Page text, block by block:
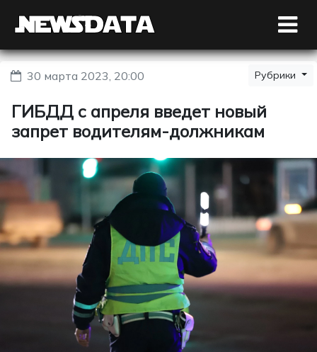
30 марта 2023, 20:00 Рубрики
ГИБДД с апреля введет новый
запрет водителям-должникам